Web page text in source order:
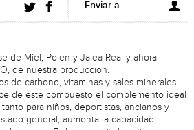
Enviar a
de Miel, Polen y Jalea Real y ahora
de nuestra produccion.
de carbono, vitaminas y sales minerales
de este compuesto el complemento ideal
para niños, deportistas, ancianos y
general, aumenta la capacidad